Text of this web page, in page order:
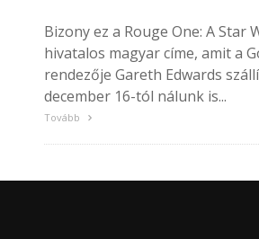
Bizony ez a Rouge One: A Star
hivatalos magyar címe, amit a
rendezője Gareth Edwards
december 16-tól nálunk is...
Tovább